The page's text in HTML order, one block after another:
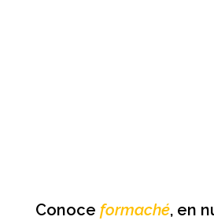
Conoce formaché, en